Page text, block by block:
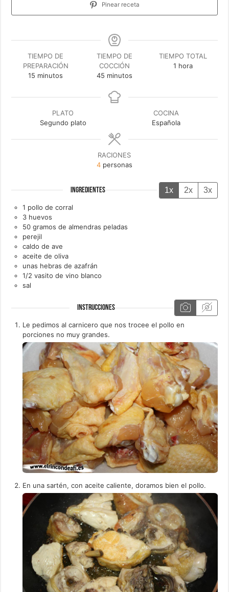
Pinear receta
TIEMPO DE
PREPARACIÓN
15 minutos
minutos
TIEMPO DE
COCCIÓN
45minutos
minutos
TIEMPO TOTAL
1 hora
hora
PLATO
Segundo plato
COCINA
Española
RACIONES
4 personas
INGREDIENTES 1x 2x 3x
1 pollo de corral
3 huevos
50 gramos de almendras peladas
perejil
caldo de ave
aceite de oliva
unas hebras de azafrán
1/2 vasito de vino blanco
sal
INSTRUCCIONES
Le pedimos al carnicero que nos trocee el pollo en
porciones no muy grandes.
En una sartén, con aceite caliente, doramos bien el pollo.